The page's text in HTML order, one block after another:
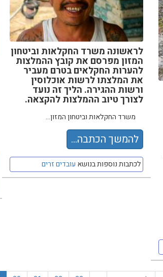
לראשונה משרד החקלאות וביטחון
המזון מפרסם את קובץ ההמלצות
להערות החקלאים בטרם מעביר
את המלצתו לרשות אוכלוסין
ורשות ההגירה. הליך זה נועד
לצורך טיוב ההמלצות להקצאה.
משרד החקלאות וביטחון המזון...
להמשך הכתבה...
לכתבות נוספות בנושא עובדים זרים